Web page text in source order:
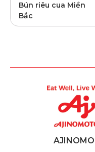
Bún riêu cua Miền
Bắc